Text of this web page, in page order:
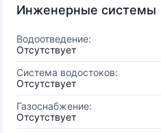
Инженерные системы
Водоотведение:
Отсутствует
Система водостоков:
Отсутствует
Газоснабжение:
Отсутствует